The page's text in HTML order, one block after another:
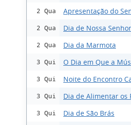
2 Qua Apresentação do
2 Qua Dia de Nossa
2 Qua Dia da Marmota
3 Qui O Dia em Que a
3 Qui Noite do Encontro
3 Qui Dia de Alimentar os
3 Qui Dia de São Brás